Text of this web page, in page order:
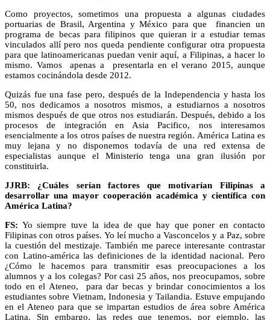
Como proyectos, sometimos una propuesta a algunas ciudades
portuarias de Brasil, Argentina y México para que financien un
programa de becas para filipinos que quieran ir a estudiar temas
vinculados allí pero nos queda pendiente configurar otra propuesta
para que latinoamericanas puedan venir aquí, a Filipinas, a hacer lo
mismo. Vamos apenas a presentarla en el verano 2015, aunque
estamos cocinándola desde 2012.
Quizás fue una fase pero, después de la Independencia y hasta los
50, nos dedicamos a nosotros mismos, a estudiarnos a nosotros
mismos después de que otros nos estudiarán. Después, debido a los
procesos de integración en Asia Pacifico, nos interesamos
esencialmente a los otros países de nuestra región. América Latina es
muy lejana y no disponemos todavía de una red extensa de
especialistas aunque el Ministerio tenga una gran ilusión por
constituirla.
JJRB: ¿Cuáles serían factores que motivarían Filipinas a
desarrollar una mayor cooperación académica y científica con
América Latina?
FS: Yo siempre tuve la idea de que hay que poner en contacto
Filipinas con otros países. Yo leí mucho a Vasconcelos y a Paz, sobre
la cuestión del mestizaje. También me parece interesante contrastar
con Latino-américa las definiciones de la identidad nacional. Pero
¿Cómo le hacemos para transmitir esas preocupaciones a los
alumnos y a los colegas? Por casi 25 años, nos preocupamos, sobre
todo en el Ateneo, para dar becas y brindar conocimientos a los
estudiantes sobre Vietnam, Indonesia y Tailandia. Estuve empujando
en el Ateneo para que se impartan estudios de área sobre América
Latina. Sin embargo, las redes que tenemos, por ejemplo, las